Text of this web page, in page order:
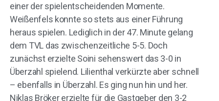
einer der spielentscheidenden Momente.
Weißenfels konnte so stets aus einer Führung
heraus spielen. Lediglich in der 47. Minute gelang
dem TVL das zwischenzeitliche 5-5. Doch
zunächst erzielte Soini sehenswert das 3-0 in
Überzahl spielend. Lilienthal verkürzte aber schnell
– ebenfalls in Überzahl. Es ging nun hin und her.
Niklas Bröker erzielte für die Gastgeber den 3-2